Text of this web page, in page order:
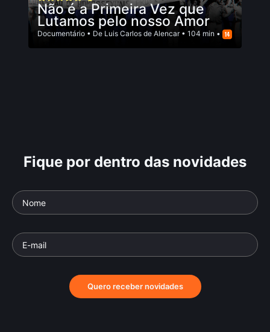
Não é a Primeira Vez que
Lutamos pelo nosso Amor
Documentário • De Luis Carlos de Alencar• 104 min •
Fique por dentro das novidades
Quero receber novidades